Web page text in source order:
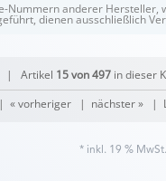
Nummern anderer Hersteller,
dienen ausschließlich
Artikel 15 von 497in dieser
« vorheriger| nächster »|
* inkl. 19 %